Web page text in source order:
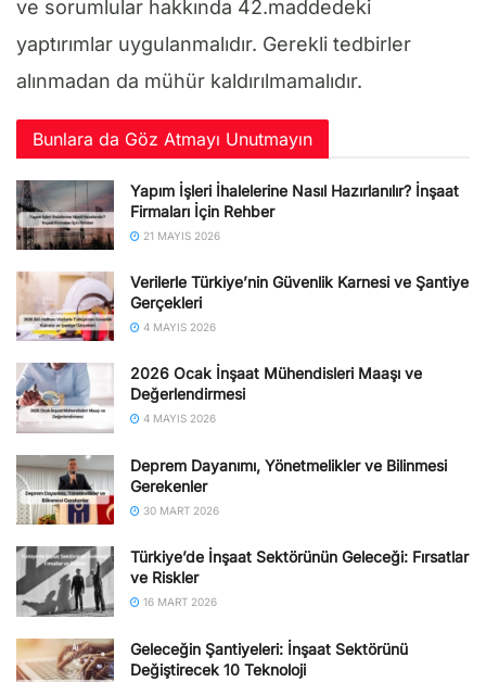
ve sorumlular hakkında 42.maddedeki
yaptırımlar uygulanmalıdır. Gerekli tedbirler
alınmadan da mühür kaldırılmamalıdır.
Bunlara da Göz Atmayı Unutmayın
Yapım İşleri İhalelerine Nasıl Hazırlanılır? İnşaat
Firmaları İçin Rehber
21 MAYIS 2026
Verilerle Türkiye’nin Güvenlik Karnesi ve Şantiye
Gerçekleri
4 MAYIS 2026
2026 Ocak İnşaat Mühendisleri Maaşı ve
Değerlendirmesi
4 MAYIS 2026
Deprem Dayanımı, Yönetmelikler ve Bilinmesi
Gerekenler
30 MART 2026
Türkiye’de İnşaat Sektörünün Geleceği: Fırsatlar
ve Riskler
16 MART 2026
Geleceğin Şantiyeleri: İnşaat Sektörünü
Değiştirecek 10 Teknoloji